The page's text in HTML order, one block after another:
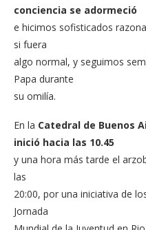
conciencia se adormeció
e hicimos sofisticados
si fuera
algo normal, y seguimos
Papa durante
su omilía.
En la Catedral de Buenos
inició hacia las 10.45
y una hora más tarde el
las
20:00, por una iniciativa de
Jornada